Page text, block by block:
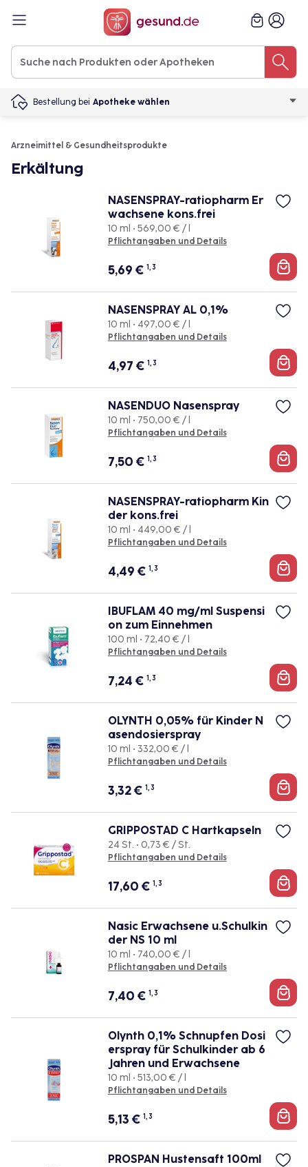
Bestellung bei Apotheke wählen
Arzneimittel & Gesundheitsprodukte
Erkältung
NASENSPRAY-ratiopharm Er
wachsene kons.frei
10 ml • 569,00 € / l
Pflichtangaben und Details
5,69 € 1, 3
NASENSPRAY AL 0,1%
10 ml • 497,00 € / l
Pflichtangaben und Details
4,97 € 1, 3
NASENDUO Nasenspray
10 ml • 750,00 € / l
Pflichtangaben und Details
7,50 € 1, 3
NASENSPRAY-ratiopharm Kin
der kons.frei
10 ml • 449,00 € / l
Pflichtangaben und Details
4,49 € 1, 3
IBUFLAM 40 mg/ml Suspensi
on zum Einnehmen
100 ml • 72,40 € / l
Pflichtangaben und Details
7,24 € 1, 3
OLYNTH 0,05% für Kinder N
asendosierspray
10 ml • 332,00 € / l
Pflichtangaben und Details
3,32€ 1, 3
GRIPPOSTAD C Hartkapseln
24 St. • 0,73 € / St.
Pflichtangaben und Details
17,60 € 1, 3
Nasic Erwachsene u.Schulkin
der NS 10 ml
10 ml • 740,00 € / l
Pflichtangaben und Details
7,40 € 1, 3
Olynth 0,1% Schnupfen Dosi
erspray für Schulkinder ab 6
Jahren und Erwachsene
10 ml • 513,00 € / l
Pflichtangaben und Details
5,13 € 1, 3
PROSPAN Hustensaft 100ml